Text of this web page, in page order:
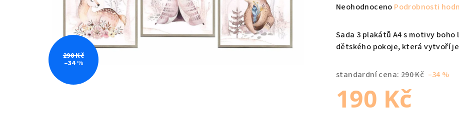
Průměrné
produktu
je
5
hvězdiček.
Neohodnoceno Podrobnosti
Sada 3 plakátů A4 s motivy
dětského pokoje, která vytvoří
standardní cena: 290 Kč –34 %
190 Kč
290 Kč
–34 %